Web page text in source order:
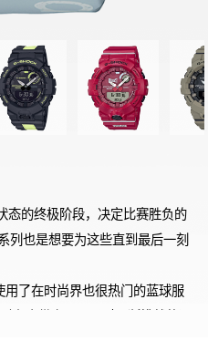
态的终极阶段，决定比赛胜负的
列也是想要为这些直到最后一刻
了在时尚界也很热门的蓝球服
在表带上呈现了对不断挑战的运